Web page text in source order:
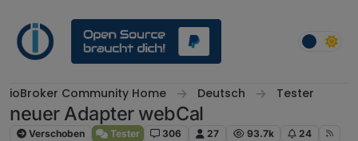
ioBroker Community Home Deutsch Tester
neuer Adapter webCal
Verschoben Tester 306 27 93.7k 24